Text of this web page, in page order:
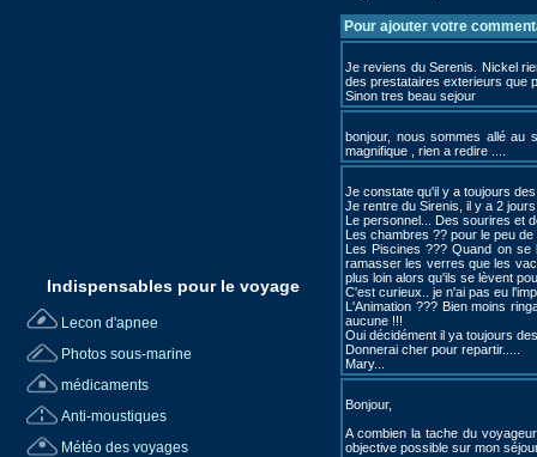
Indispensables pour le voyage
Lecon d'apnee
Photos sous-marine
médicaments
Anti-moustiques
Météo des voyages
Pour ajouter votre
Je reviens du Serenis. Nickel
des prestataires exterieurs que
Sinon tres beau sejour
bonjour, nous sommes allé au
magnifique , rien a redire ....
Je constate qu'il y a toujours
Je rentre du Sirenis, il y a 2
Le personnel... Des sourires et
Les chambres ?? pour le peu
Les Piscines ??? Quand on se
ramasser les verres que les
plus loin alors qu'ils se lèvent
C'est curieux.. je n'ai pas eu
L'Animation ??? Bien moins
aucune !!!
Oui décidément il ya toujours
Donnerai cher pour repartir.....
Mary...
Bonjour,
A combien la tache du
objective possible sur mon